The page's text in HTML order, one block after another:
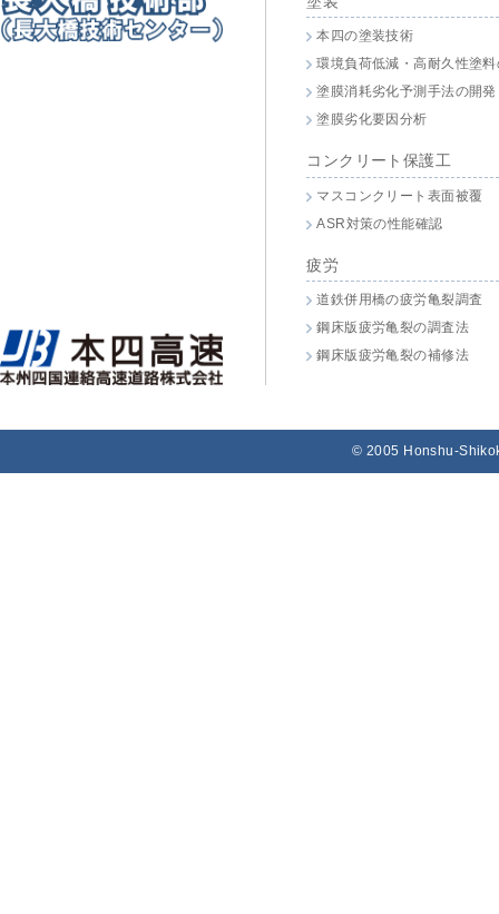
本四の塗装技術
環境負荷低減・高耐久性塗
塗膜消耗劣化予測手法の開発
塗膜劣化要因分析
コンクリート保護工
マスコンクリート表面被覆
ASR対策の性能確認
疲労
道鉄併用橋の疲労亀裂調査
鋼床版疲労亀裂の調査法
鋼床版疲労亀裂の補修法
© 2005 Honshu-